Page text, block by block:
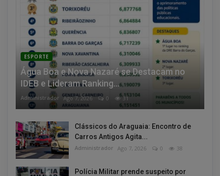
ESPORTE
Água Boa e Nova Nazaré se Destacam no
IDEB e Lideram Ranking...
Administrador Ago 7, 2026 0 31
Clássicos do Araguaia: Encontro de
Carros Antigos Agita...
Administrador Ago 7, 2026 0 38
Polícia Militar prende suspeito por